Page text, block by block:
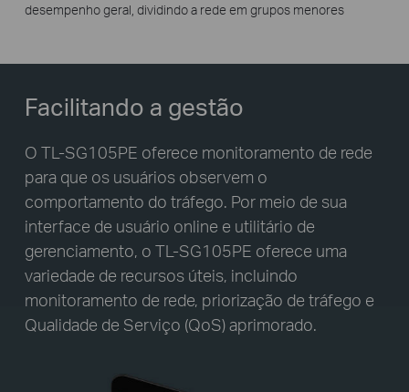
desempenho geral, dividindo a rede em grupos menores
Facilitando a gestão
O TL-SG105PE oferece monitoramento de rede
para que os usuários observem o
comportamento do tráfego. Por meio de sua
interface de usuário online e utilitário de
gerenciamento, o TL-SG105PE oferece uma
variedade de recursos úteis, incluindo
monitoramento de rede, priorização de tráfego e
Qualidade de Serviço (QoS) aprimorado.